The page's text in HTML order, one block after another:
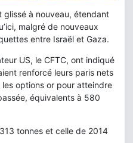
glissé à nouveau, étendant
malgré de nouveaux
entre Israël et Gaza.
US, le CFTC, ont indiqué
renforcé leurs paris nets
les options or pour atteindre
équivalents à 580
tonnes et celle de 2014